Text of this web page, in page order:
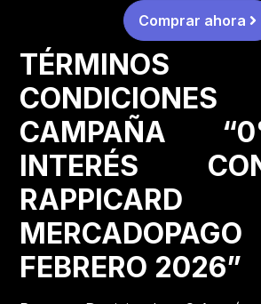
Comprar ahora
CAMPAÑA
INTERÉS
FEBRERO 2026”